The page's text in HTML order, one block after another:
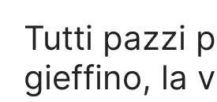
Tutti pazzi
gieffino, la